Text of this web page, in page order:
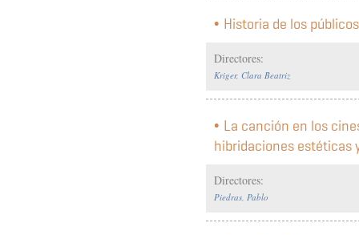
Historia de los
Directores:
Kriger, Clara Beatriz
La canción en los
hibridaciones estéticas
Directores:
Piedras, Pablo